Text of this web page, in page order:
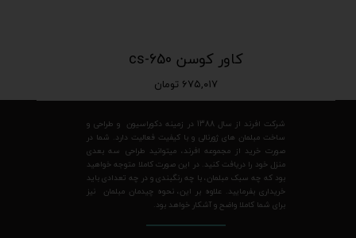
کاور کوسن cs-650
۶۷۵,۰۱۷ تومان
شرکت افرند از سال 1388 در زمینه دکوراسیون و طراحی و
ساخت مبلمان های ژورنالی و با کیفیت فعالیت دارد. شما در
صورت خرید از مجموعه افرند، میتوانید طراحی سه بعدی
منزل خود را دریافت کنید. در این صورت کاملا متوجه خواهید
بود که چه سبک مبلمان، با چه رنگبندی و در چه تعدادی باید
خریداری بفرمایید. علاوه بر این، نحوه چیدمان مبلمان نیز
برای شما کاملا واضح و آشکار خواهد بود.